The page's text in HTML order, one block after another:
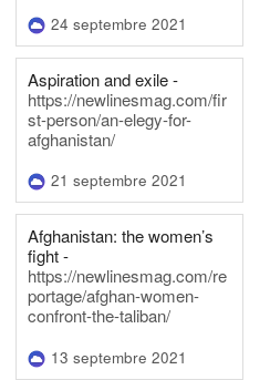
24 septembre 2021
Aspiration and exile -
https://newlinesmag.com/fir
st-person/an-elegy-for-
afghanistan/
21 septembre 2021
Afghanistan: the women’s
fight -
https://newlinesmag.com/re
portage/afghan-women-
confront-the-taliban/
13 septembre 2021